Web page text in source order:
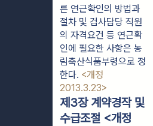
른 연근확인의 방법과
절차 및 검사담당 직원
의 자격요건 등 연근확
인에 필요한 사항은 농
림축산식품부령으로 정
한다. <개정
2013.3.23>
제3장 계약경작 및
수급조절 <개정